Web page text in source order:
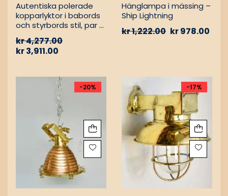
Autentiska polerade
kopparlyktor i babords
och styrbords stil, par –
oljelampor
kr4,277.00
kr3,911.00
Hänglampa i mässing –
Ship Lightning
kr1,222.00 kr978.00
-20% -17%